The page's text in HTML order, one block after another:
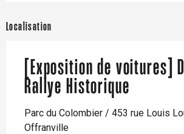
Localisation
[Exposition de voitures]
Rallye Historique
Parc du Colombier / 453 rue Louis
Offranville